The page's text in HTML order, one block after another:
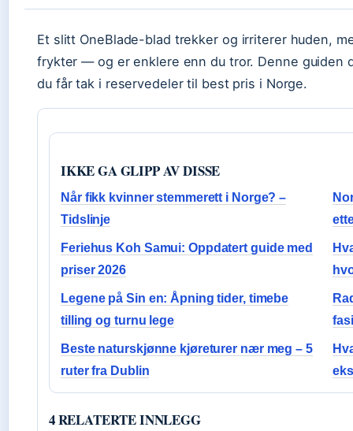
Et slitt OneBlade-blad trekker og irriterer huden,
frykter — og er enklere enn du tror. Denne guiden
du får tak i reservedeler til best pris i Norge.
IKKE GA GLIPP AV DISSE
Når fikk kvinner stemmerett i Norge? –
Tidslinje
Feriehus Koh Samui: Oppdatert guide med
priser 2026
Legene på Sin en: Åpning tider, timebe
tilling og turnu lege
Beste naturskjønne kjøreturer nær meg – 5
ruter fra Dublin
4 RELATERTE INNLEGG